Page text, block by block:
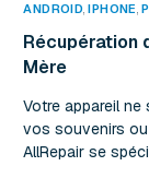
ANDROID,IPHONE,
Récupération
Mère
Votre appareil ne
vos souvenirs ou
AllRepair se